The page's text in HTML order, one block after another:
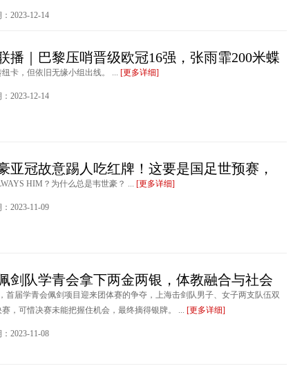
2023-12-14
播｜巴黎压哨晋级欧冠16强，张雨霏200米蝶
卡，但依旧无缘小组出线。 ... [更多详细]
2023-12-14
亚冠故意踢人吃红牌！这要是国足世预赛，
HIM？为什么总是韦世豪？ ... [更多详细]
2023-11-09
剑队学青会拿下两金两银，体教融合与社会
首届学青会佩剑项目迎来团体赛的争夺，上海击剑队男子、女子两支队伍双
，可惜决赛未能把握住机会，最终摘得银牌。 ... [更多详细]
2023-11-08